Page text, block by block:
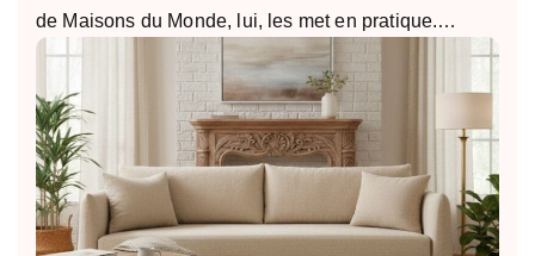
de Maisons du Monde, lui, les met en pratique.…